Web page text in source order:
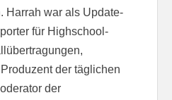
Harrah war als Update-
für Highschool-
der täglichen
der